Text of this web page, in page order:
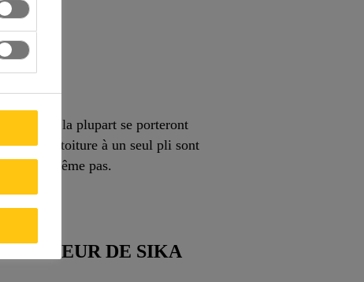
», et la plupart se porteront
de toiture à un seul pli sont
savent même pas.
DE SIKA